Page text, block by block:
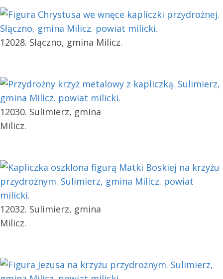
12028. Słączno, gmina Milicz.
12030. Sulimierz, gmina
Milicz.
12032. Sulimierz, gmina
Milicz.